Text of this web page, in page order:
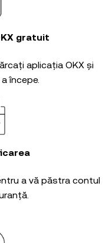
gratuit
aplicația OKX și
începe.
a vă păstra contul